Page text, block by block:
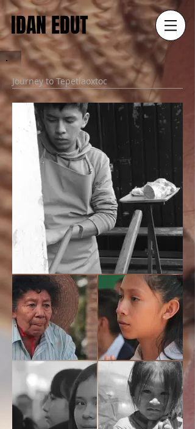
IDAN EDUT
Journey to Tepetlaoxtoc